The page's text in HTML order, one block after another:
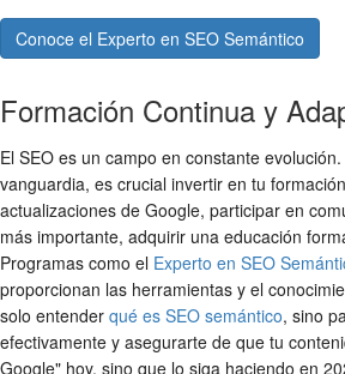
Conoce el Experto en SEO Semántico
Formación Continua y
El SEO es un campo en constante
vanguardia, es crucial invertir en tu
actualizaciones de Google, participar en
más importante, adquirir una educación
Programas como el Experto en SEO
proporcionan las herramientas y el
solo entender qué es SEO semántico, sino
efectivamente y asegurarte de que tu
Google" hoy, sino que lo siga haciendo en